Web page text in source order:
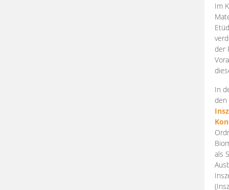
Im
der
In
den
als